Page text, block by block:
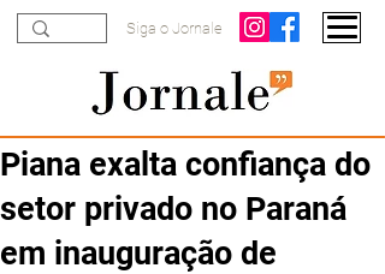
Siga o Jornale
Piana exalta confiança do
setor privado no Paraná
em inauguração de